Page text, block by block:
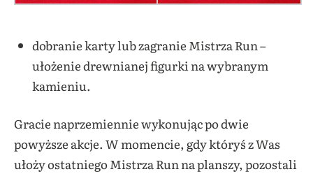
dobranie karty lub zagranie Mistrza Run –
ułożenie drewnianej figurki na wybranym
kamieniu.
Gracie naprzemiennie wykonując po dwie
powyższe akcje. W momencie, gdy któryś z Was
ułoży ostatniego Mistrza Run na planszy, pozostali